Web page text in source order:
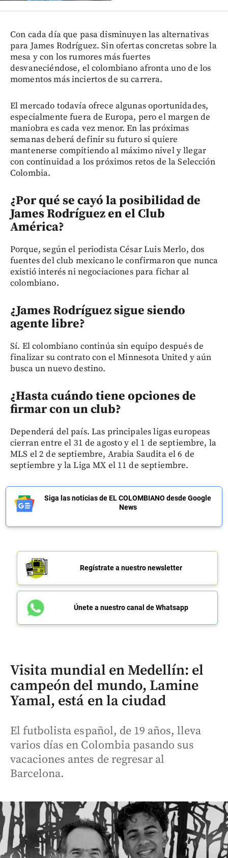
Con cada día que pasa disminuyen las alternativas
para James Rodríguez. Sin ofertas concretas sobre la
mesa y con los rumores más fuertes
desvaneciéndose, el colombiano afronta uno de los
momentos más inciertos de su carrera.
El mercado todavía ofrece algunas oportunidades,
especialmente fuera de Europa, pero el margen de
maniobra es cada vez menor. En las próximas
semanas deberá definir su futuro si quiere
mantenerse compitiendo al máximo nivel y llegar
con continuidad a los próximos retos de la Selección
Colombia.
¿Por qué se cayó la posibilidad de
James Rodríguez en el Club
América?
Porque, según el periodista César Luis Merlo, dos
fuentes del club mexicano le confirmaron que nunca
existió interés ni negociaciones para fichar al
colombiano.
¿James Rodríguez sigue siendo
agente libre?
Sí. El colombiano continúa sin equipo después de
finalizar su contrato con el Minnesota United y aún
busca un nuevo destino.
¿Hasta cuándo tiene opciones de
firmar con un club?
Dependerá del país. Las principales ligas europeas
cierran entre el 31 de agosto y el 1 de septiembre, la
MLS el 2 de septiembre, Arabia Saudita el 6 de
septiembre y la Liga MX el 11 de septiembre.
Siga las noticias de EL COLOMBIANO desde Google
News
Regístrate a nuestro newsletter
Únete a nuestro canal de Whatsapp
Visita mundial en Medellín: el
campeón del mundo, Lamine
Yamal, está en la ciudad
El futbolista español, de 19 años, lleva
varios días en Colombia pasando sus
vacaciones antes de regresar al
Barcelona.